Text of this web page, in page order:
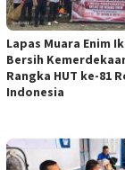
Lapas Muara Enim
Bersih
Rangka HUT ke-81
Indonesia